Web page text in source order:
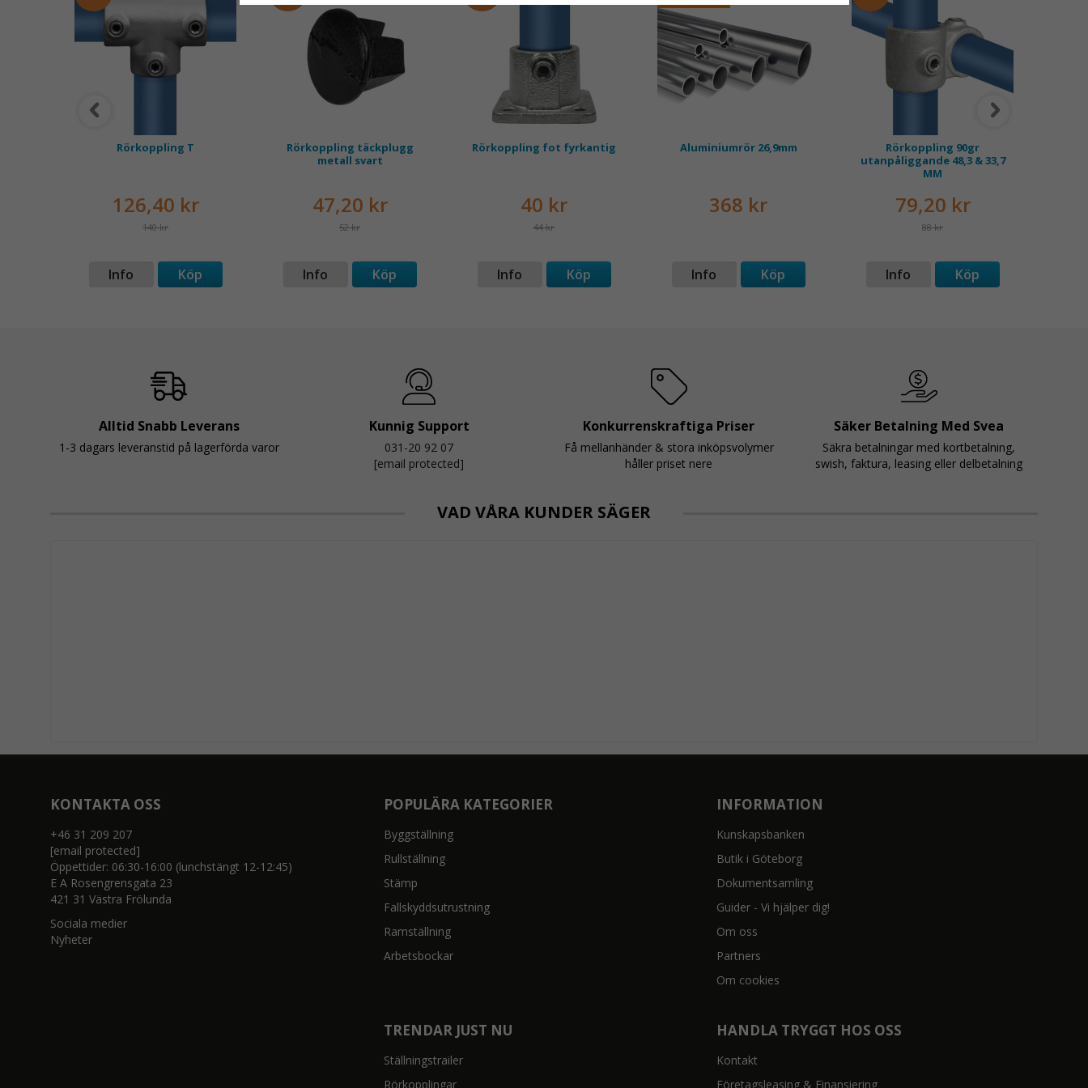
Rörkoppling T
126,40 kr
140 kr
Info Köp
Rörkoppling täckplugg
metall svart
47,20 kr
52 kr
Info Köp
Rörkoppling fot fyrkantig
40 kr
44 kr
Info Köp
Aluminiumrör 26,9mm
368 kr
Info Köp
Rörkoppling 90gr
utanpåliggande 48,3 & 33,7
MM
79,20 kr
88 kr
Info Köp
Alltid Snabb Leverans
1-3 dagars leveranstid på lagerförda varor
Kunnig Support
031-20 92 07
[email protected]
Konkurrenskraftiga Priser
Få mellanhänder & stora inköpsvolymer
håller priset nere
Säker Betalning Med Svea
Säkra betalningar med kortbetalning,
swish, faktura, leasing eller delbetalning
VAD VÅRA KUNDER SÄGER
KONTAKTA OSS
+46 31 209 207
[email protected]
Öppettider: 06:30-16:00 (lunchstängt 12-12:45)
E A Rosengrensgata 23
421 31 Västra Frölunda
Sociala medier
Nyheter
POPULÄRA KATEGORIER
Byggställning
Rullställning
Stämp
Fallskyddsutrustning
Ramställning
Arbetsbockar
INFORMATION
Kunskapsbanken
Butik i Göteborg
Dokumentsamling
Guider - Vi hjälper dig!
Om oss
Partners
Om cookies
TRENDAR JUST NU
Ställningstrailer
Rörkopplingar
HANDLA TRYGGT HOS OSS
Kontakt
Företagsleasing & Finansiering